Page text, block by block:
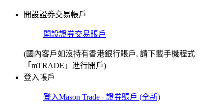
開設證券交易帳戶
開設證券交易賬戶
(國內客戶如沒持有香港銀行賬戶, 請下載手機程式
「mTRADE」進行開戶)
登入帳戶
登入Mason Trade - 證券賬戶 (全新)